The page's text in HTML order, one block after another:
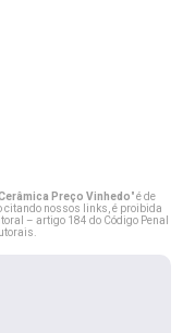
Preço Vinhedo" é de
citando nossos links, é proibida
– artigo 184 do Código Penal